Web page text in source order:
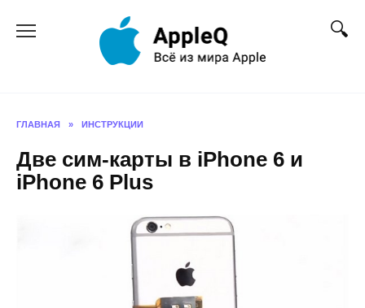
ГЛАВНАЯ » ИНСТРУКЦИИ
Две сим-карты в iPhone 6 и
iPhone 6 Plus